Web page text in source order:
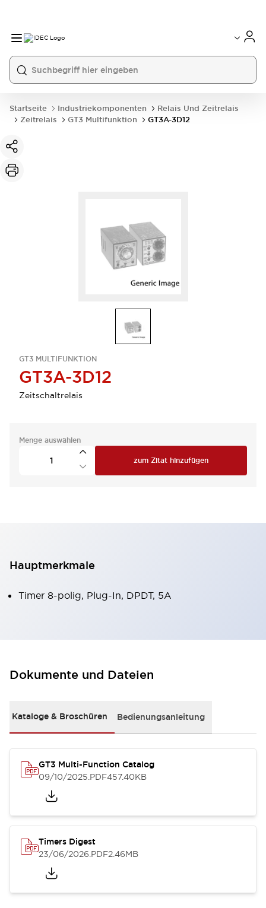
Startseite Industriekomponenten
Relais Und Zeitrelais
Zeitrelais
GT3 Multifunktion GT3A-3D12
GT3 MULTIFUNKTION
GT3A-3D12
Zeitschaltrelais
Menge auswählen
zum Zitat hinzufügen
Hauptmerkmale
Timer 8-polig, Plug-In, DPDT, 5A
Dokumente und Dateien
Kataloge & Broschüren Bedienungsanleitung
GT3 Multi-Function Catalog
09/10/2025.PDF457.40KB
Timers Digest
23/06/2026.PDF2.46MB